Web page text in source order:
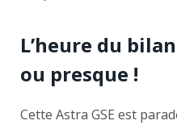
L’heure du
ou presque !
Cette Astra GSE est